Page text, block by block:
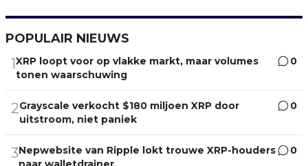
POPULAIR NIEUWS
1XRP loopt voor op vlakke markt, maar volumes
tonen waarschuwing
0
2Grayscale verkocht $180 miljoen XRP door
uitstroom, niet paniek
0
3Nepwebsite van Ripple lokt trouwe XRP-houders
0